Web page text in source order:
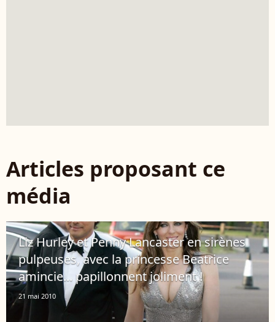
Articles proposant ce
média
Liz Hurley et Penny Lancaster en sirènes
pulpeuses, avec la princesse Beatrice
amincie... papillonnent joliment !
21 mai 2010